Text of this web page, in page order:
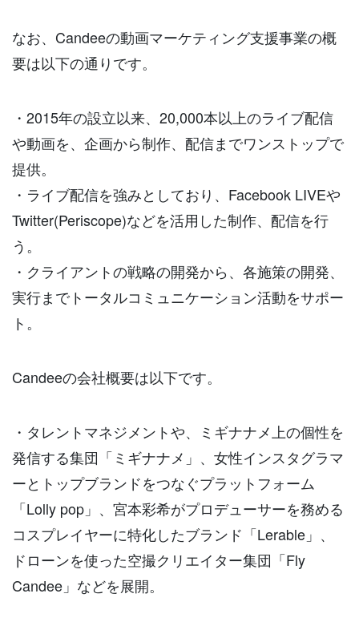
なお、 Candeeの動画マーケティング支援事業の概
要は以下の通りです。
・ 2015年の設立以来、 20,000本以上のライブ配信
や動画を、企画から制作、配信までワンストップで
提供。
・ライブ配信を強みとしており、 Facebook LIVEや
Twitter(Periscope)などを活用した制作、配信を行
う。
・クライアントの戦略の開発から、各施策の開発、
実行までトータルコミュニケーション活動をサポー
ト。
Candeeの会社概要は以下です。
・タレントマネジメントや、ミギナナメ上の個性を
発信する集団「ミギナナメ」、女性インスタグラマ
ーとトップブランドをつなぐプラットフォーム
「Lolly pop 」、宮本彩希がプロデューサーを務める
コスプレイヤーに特化したブランド「Lerable 」、
ドローンを使った空撮クリエイター集団「Fly
Candee 」などを展開。